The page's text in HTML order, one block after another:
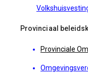
Provinciaal
Provinciale